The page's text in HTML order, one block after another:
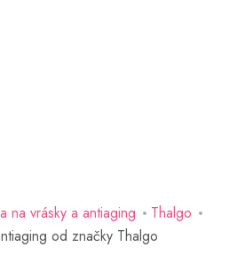
na vrásky a antiaging
Thalgo
od značky Thalgo